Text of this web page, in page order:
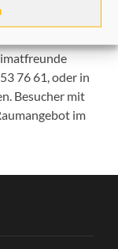
76 61, oder in
Besucher mit
im